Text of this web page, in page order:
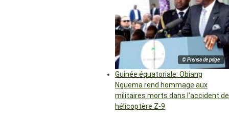
© Prensa de pdge
Guinée équatoriale: Obiang
Nguema rend hommage aux
militaires morts dans l’accident de
hélicoptère Z-9